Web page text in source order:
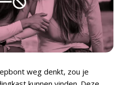
weg denkt, zou je